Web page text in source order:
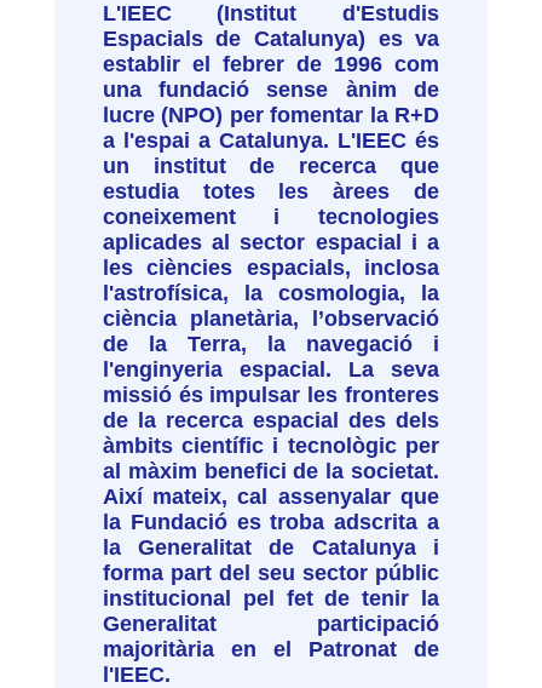
L'IEEC (Institut d'Estudis
Espacials de Catalunya) es va
establir el febrer de 1996 com
una fundació sense ànim de
lucre (NPO) per fomentar la R+D
a l'espai a Catalunya. L'IEEC és
un institut de recerca que
estudia totes les àrees de
coneixement i tecnologies
aplicades al sector espacial i a
les ciències espacials, inclosa
l'astrofísica, la cosmologia, la
ciència planetària, l’observació
de la Terra, la navegació i
l'enginyeria espacial. La seva
missió és impulsar les fronteres
de la recerca espacial des dels
àmbits científic i tecnològic per
al màxim benefici de la societat.
Així mateix, cal assenyalar que
la Fundació es troba adscrita a
la Generalitat de Catalunya i
forma part del seu sector públic
institucional pel fet de tenir la
Generalitat participació
majoritària en el Patronat de
l'IEEC.